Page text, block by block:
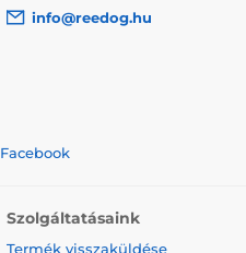
info@reedog.hu
Facebook
Szolgáltatásaink
Termék visszaküldése